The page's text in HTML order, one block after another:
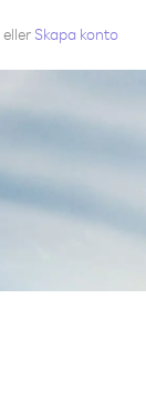
eller Skapa konto